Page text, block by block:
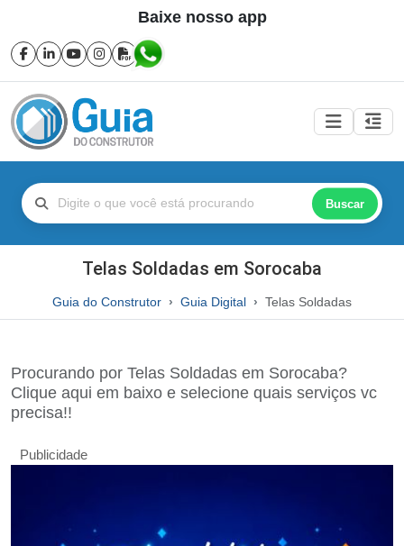
Baixe nosso app
Buscar
Telas Soldadas em Sorocaba
Guia do Construtor Guia Digital Telas Soldadas
Procurando por Telas Soldadas em Sorocaba?
Clique aqui em baixo e selecione quais serviços vc
precisa!!
Publicidade